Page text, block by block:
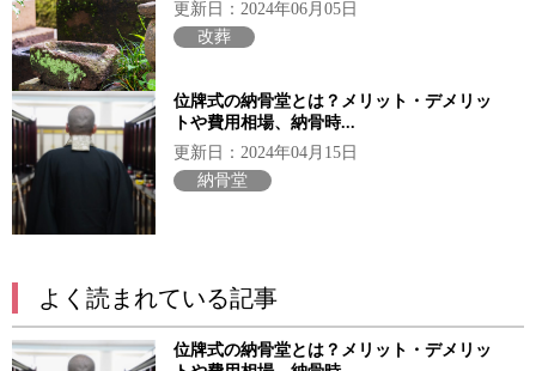
更新日：2024年06月05日
改葬
位牌式の納骨堂とは？メリット・デメリッ
トや費用相場、納骨時...
更新日：2024年04月15日
納骨堂
よく読まれている記事
位牌式の納骨堂とは？メリット・デメリッ